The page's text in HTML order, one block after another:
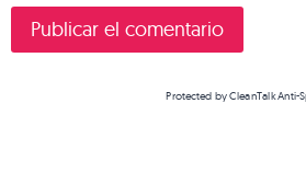
Protected byCleanTalk Anti-